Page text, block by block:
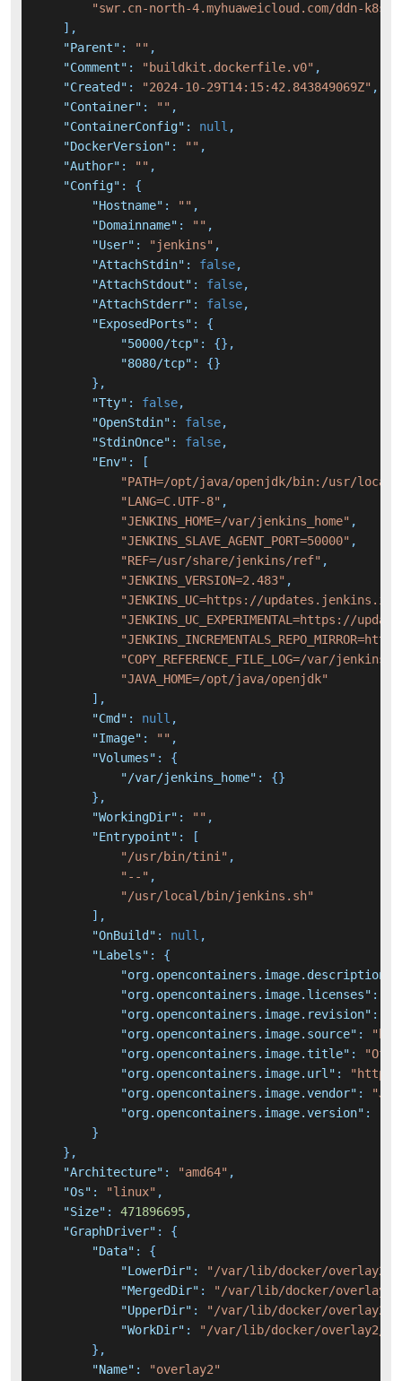
"swr.cn-north-4.myhuaweicloud.com/ddn-k8s/
] ,
"Parent" : "" ,
"Comment" : "buildkit.dockerfile.v0" ,
"Created" : "2024-10-29T14:15:42.843849069Z" ,
"Container" : "" ,
"ContainerConfig" : null ,
"DockerVersion" : "" ,
"Author" : "" ,
"Config" :
{
"Hostname" : "" ,
"Domainname" : "" ,
"User" : "jenkins" ,
"AttachStdin" : false,
"AttachStdout" : false,
"AttachStderr" : false,
"ExposedPorts" :
{
"50000/tcp" : {} ,
"8080/tcp" : {}
} ,
"Tty" : false,
"OpenStdin" : false,
"StdinOnce" : false,
"Env" :
[
"PATH=/opt/java/openjdk/bin:/usr/
"LANG=C.UTF-8" ,
"JENKINS_HOME=/var/jenkins_home" ,
"JENKINS_SLAVE_AGENT_PORT=50000" ,
"REF=/usr/share/jenkins/ref" ,
"JENKINS_VERSION=2.483" ,
"JENKINS_UC=https://updates.jenkins.io"
"JENKINS_UC_EXPERIMENTAL=https://
"COPY_REFERENCE_FILE_LOG=/var/
"JAVA_HOME=/opt/java/openjdk"
] ,
"Cmd" : null ,
"Image" : "" ,
"Volumes" :
{
"/var/jenkins_home" : {}
} ,
"WorkingDir" : "" ,
"Entrypoint" :
[
"/usr/bin/tini" ,
"--" ,
"/usr/local/bin/jenkins.sh"
] ,
"OnBuild" : null ,
"Labels" :
{
"org.opencontainers.image.description"
"org.opencontainers.image.licenses" :
"org.opencontainers.image.revision" :
"org.opencontainers.image.source" :
"org.opencontainers.image.title" :
"org.opencontainers.image.url" :
"org.opencontainers.image.vendor" :
"org.opencontainers.image.version" :
}
} ,
"Architecture" : "amd64" ,
"Os" : "linux" ,
"Size" : 471896695,
"GraphDriver" :
{
"Data" :
{
"LowerDir" :
"/var/lib/docker/overlay2/
"MergedDir" :
"/var/lib/docker/overlay2/
"UpperDir" :
"/var/lib/docker/overlay2/
"WorkDir" :
"/var/lib/docker/overlay2/
} ,
"Name" :
"overlay2"